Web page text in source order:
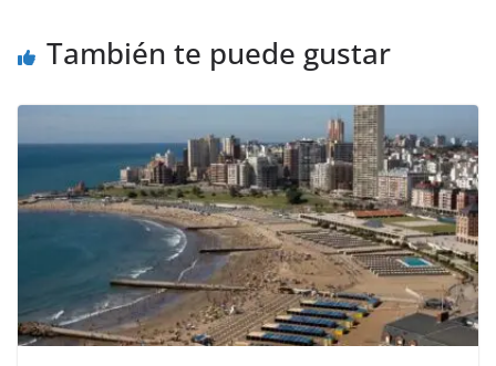
También te puede gustar